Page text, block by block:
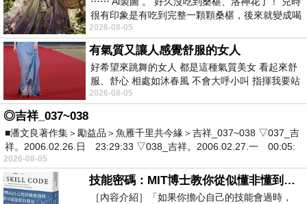
很有印象是有吃到完整一顆顆桑椹，後來就變成喝
桑椹汁。 現在是連喝都沒喝
2026-08-05
有氣質又讓人感覺舒服的女人
好希望來跳舞的女人 都是這種氣質美女 看起來舒
服、舒心 相處如沐春風 不會大呼小叫 指揮我要站
哪個位子 妳老幾？？
2026-08-05
◎吉祥_037~038
■潘文良著作集＞勵益品＞魚雁千里共今緣＞吉祥_037~038 ▽037_吉
祥。2006.02.26.日 23:29:33 ▽038_吉祥。2006.02.27.一 00:05:
2026-08-05
技能密碼：MIT博士教你從似懂非懂到穩定輸出，把專業變事業的職能升級攻略 /麥特．比恩(容錯)
［內容介紹］「如果你擔心自己的技能會過時，